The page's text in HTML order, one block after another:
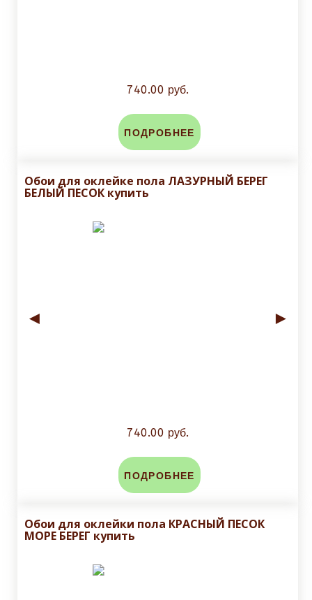
740.00 руб.
ПОДРОБНЕЕ
Обои для оклейке пола ЛАЗУРНЫЙ БЕРЕГ
БЕЛЫЙ ПЕСОК купить
◄ ►
740.00 руб.
ПОДРОБНЕЕ
Обои для оклейки пола КРАСНЫЙ ПЕСОК
МОРЕ БЕРЕГ купить